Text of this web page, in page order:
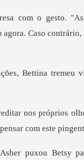
agora. Caso co
Bettina tremeu
rios